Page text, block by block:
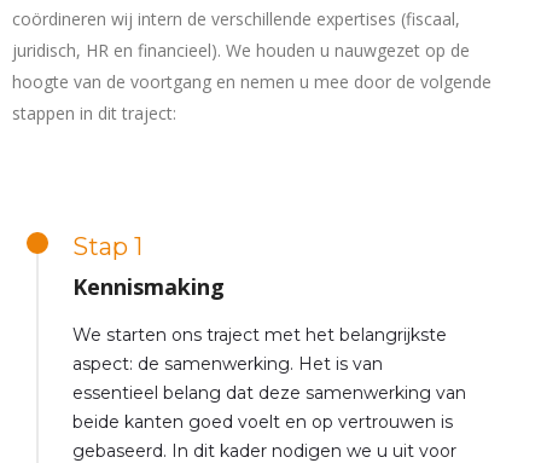
coördineren wij intern de verschillende expertises (fiscaal,
juridisch, HR en financieel). We houden u nauwgezet op de
hoogte van de voortgang en nemen u mee door de volgende
stappen in dit traject:
Stap 1
Kennismaking
We starten ons traject met het belangrijkste
aspect: de samenwerking. Het is van
essentieel belang dat deze samenwerking van
beide kanten goed voelt en op vertrouwen is
gebaseerd. In dit kader nodigen we u uit voor